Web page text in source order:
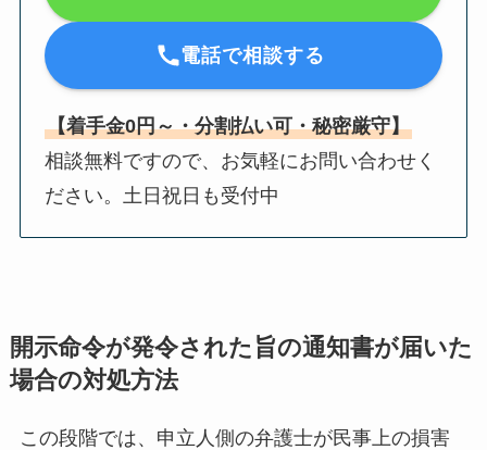
電話で相談する
【着手金0円～・分割払い可・秘密厳守】
相談無料ですので、お気軽にお問い合わせく
ださい。土日祝日も受付中
開示命令が発令された旨の通知書が届いた
場合の対処方法
この段階では、申立人側の弁護士が民事上の損害